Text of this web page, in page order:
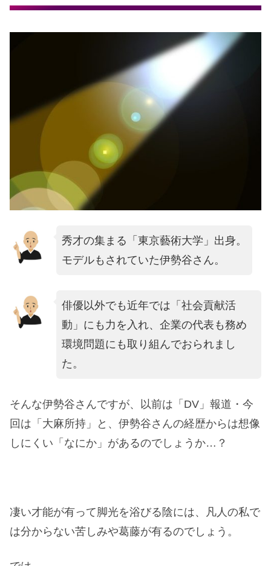
秀才の集まる「東京藝術大学」出身。
モデルもされていた伊勢谷さん。
俳優以外でも近年では「社会貢献活
動」にも力を入れ、企業の代表も務め
環境問題にも取り組んでおられまし
た。
そんな伊勢谷さんですが、以前は「DV」報道・今
回は「大麻所持」と、伊勢谷さんの経歴からは想像
しにくい「なにか」があるのでしょうか…？
凄い才能が有って脚光を浴びる陰には、凡人の私で
は分からない苦しみや葛藤が有るのでしょう。